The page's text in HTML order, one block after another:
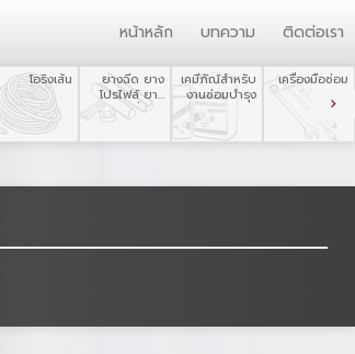
หน้าหลัก บทความ ติดต่อเรา
โอริงเส้น
ยางฉีด ยาง
โปรไฟล์ ยาง
ขึ้นรูป
เคมีภัณ์สำหรับ
งานซ่อมบำรุง
เครื่องมือซ่อม